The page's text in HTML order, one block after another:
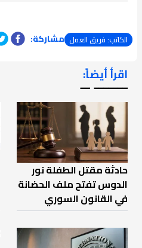
الكاتب: فريق العمل مشاركة:
اقرأ أيضاً:
ـــــــ ــ
حادثة مقتل الطفلة نور
الدوس تفتح ملف الحضانة
في القانون السوري